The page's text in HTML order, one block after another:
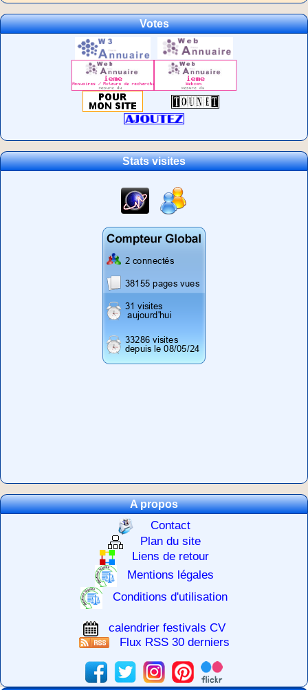
Votes
Stats visites
A propos
Contact
Plan du site
Liens de retour
Mentions légales
Conditions d'utilisation
calendrier festivals CV
Flux RSS 30 derniers